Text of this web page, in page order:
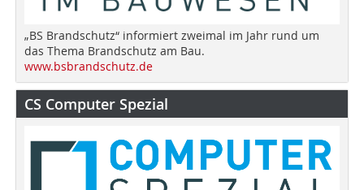
„BS Brandschutz“ informiert zweimal im Jahr rund um
das Thema Brandschutz am Bau.
www.bsbrandschutz.de
CS Computer Spezial